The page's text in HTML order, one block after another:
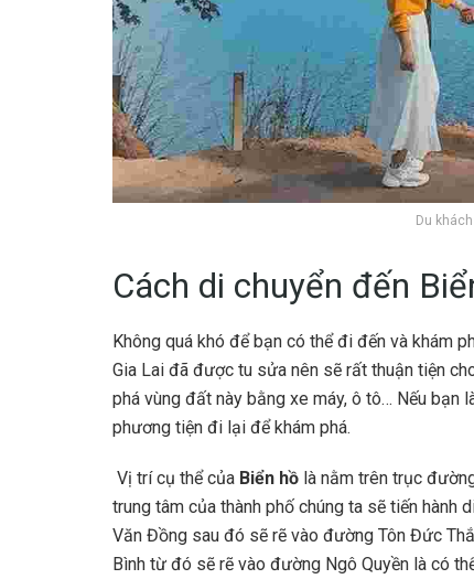
Du
Cách di chuyển đến
Không quá khó để bạn có thể đi đến và khám
Gia Lai đã được tu sửa nên sẽ rất thuận tiện
phá vùng đất này bằng xe máy, ô tô… Nếu
phương tiện đi lại để khám phá.
Vị trí cụ thể của Biển hồ là nằm trên trục
trung tâm của thành phố chúng ta sẽ tiến
Văn Đồng sau đó sẽ rẽ vào đường Tôn Đức
Bình từ đó sẽ rẽ vào đường Ngô Quyền là có